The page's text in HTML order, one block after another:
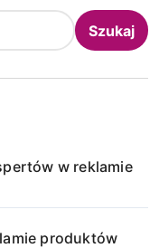
Szukaj
w reklamie
produktów